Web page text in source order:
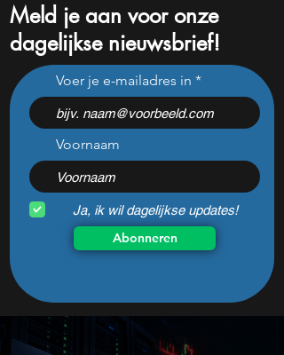
Dit Europese
defensiebedrijf stijgt hard
nadat het dit jaar 46%
daalde: mooie koopkans?
Meld je aan voor onze
dagelijkse nieuwsbrief!
Voer je e-mailadres in
Voornaam
Ja, ik wil dagelijkse updates!
Abonneren